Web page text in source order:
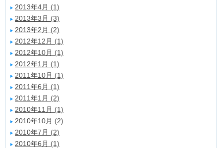
2013年4月 (1)
2013年3月 (3)
2013年2月 (2)
2012年12月 (1)
2012年10月 (1)
2012年1月 (1)
2011年10月 (1)
2011年6月 (1)
2011年1月 (2)
2010年11月 (1)
2010年10月 (2)
2010年7月 (2)
2010年6月 (1)